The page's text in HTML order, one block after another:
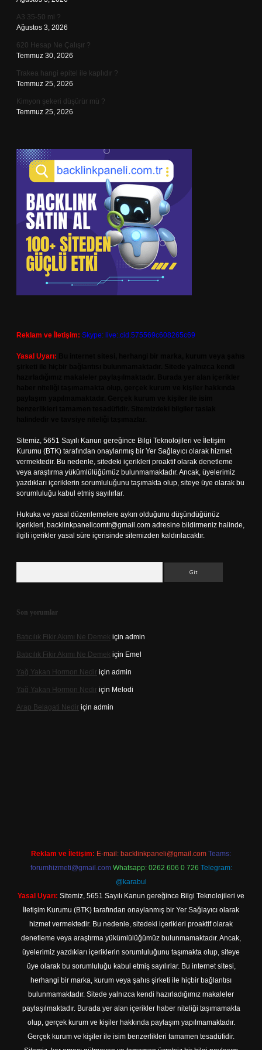
A3 35-50 mi ?
Ağustos 3, 2026
620 Hesap Ne Çalışır ?
Temmuz 30, 2026
Trakea hangi epitel ile kaplıdır ?
Temmuz 25, 2026
Kimyon şekeri düşürür mü ?
Temmuz 25, 2026
Reklam ve İletişim: Skype: live:.cid.575569c608265c69
Yasal Uyarı:
Sitemiz, 5651 Sayılı Kanun gereğince Bilgi Teknolojileri ve İletişim
Kurumu (BTK) tarafından onaylanmış bir Yer Sağlayıcı olarak hizmet
vermektedir. Bu nedenle, sitedeki içerikleri proaktif olarak denetleme
veya araştırma yükümlülüğümüz bulunmamaktadır. Ancak, üyelerimiz
yazdıkları içeriklerin sorumluluğunu taşımakta olup, siteye üye olarak bu
sorumluluğu kabul etmiş sayılırlar.
Hukuka ve yasal düzenlemelere aykırı olduğunu düşündüğünüz
içerikleri, backlinkpanelicomtr@gmail.com adresine bildirmeniz halinde,
ilgili içerikler yasal süre içerisinde sitemizden kaldırılacaktır.
Son yorumlar
Batıcılık Fikir Akımı Ne Demek için admin
Batıcılık Fikir Akımı Ne Demek için Emel
Yağ Yakan Hormon Nedir için admin
Yağ Yakan Hormon Nedir için Melodi
Arap Belagati Nedir için admin
Reklam ve İletişim: E-mail: backlinkpaneli@gmail.com Teams:
forumhizmeti@gmail.com Whatsapp: 0262 606 0 726 Telegram:
@karabul
Yasal Uyarı: Sitemiz, 5651 Sayılı Kanun gereğince Bilgi Teknolojileri ve
İletişim Kurumu (BTK) tarafından onaylanmış bir Yer Sağlayıcı olarak
hizmet vermektedir. Bu nedenle, sitedeki içerikleri proaktif olarak
denetleme veya araştırma yükümlülüğümüz bulunmamaktadır. Ancak,
üyelerimiz yazdıkları içeriklerin sorumluluğunu taşımakta olup, siteye
üye olarak bu sorumluluğu kabul etmiş sayılırlar. Bu internet sitesi,
herhangi bir marka, kurum veya şahıs şirketi ile hiçbir bağlantısı
bulunmamaktadır. Sitede yalnızca kendi hazırladığımız makaleler
paylaşılmaktadır. Burada yer alan içerikler haber niteliği taşımamakta
olup, gerçek kurum ve kişiler hakkında paylaşım yapılmamaktadır.
Gerçek kurum ve kişiler ile isim benzerlikleri tamamen tesadüfidir.